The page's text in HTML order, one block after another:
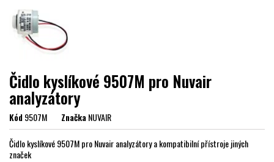
Čidlo kyslíkové 9507M pro Nuvair
analyzátory
Kód9507M ZnačkaNUVAIR
Čidlo kyslíkové 9507M pro Nuvair analyzátory a kompatibilní přístroje jiných
značek